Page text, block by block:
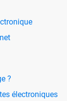
?
électroniques